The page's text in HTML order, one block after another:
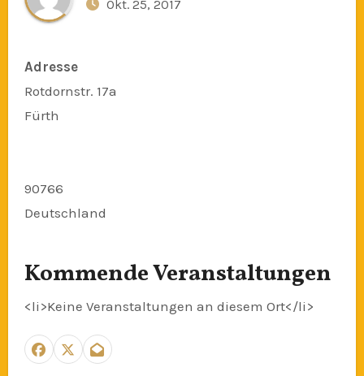
Okt. 25, 2017
Adresse
Rotdornstr. 17a
Fürth
90766
Deutschland
Kommende Veranstaltungen
<li>Keine Veranstaltungen an diesem Ort</li>